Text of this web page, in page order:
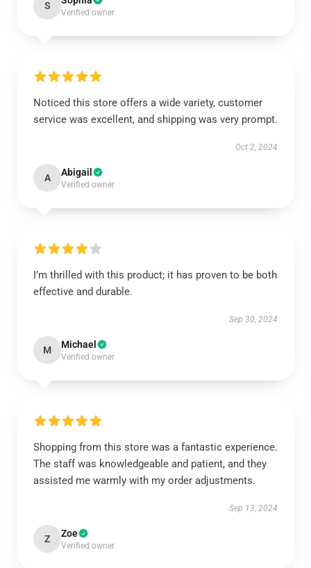
S
Verified owner
Noticed this store offers a wide variety, customer
service was excellent, and shipping was very prompt.
Oct 2, 2024
A Abigail
Verified owner
I’m thrilled with this product; it has proven to be both
effective and durable.
Sep 30, 2024
M Michael
Verified owner
Shopping from this store was a fantastic experience.
The staff was knowledgeable and patient, and they
assisted me warmly with my order adjustments.
Sep 13, 2024
Z Zoe
Verified owner